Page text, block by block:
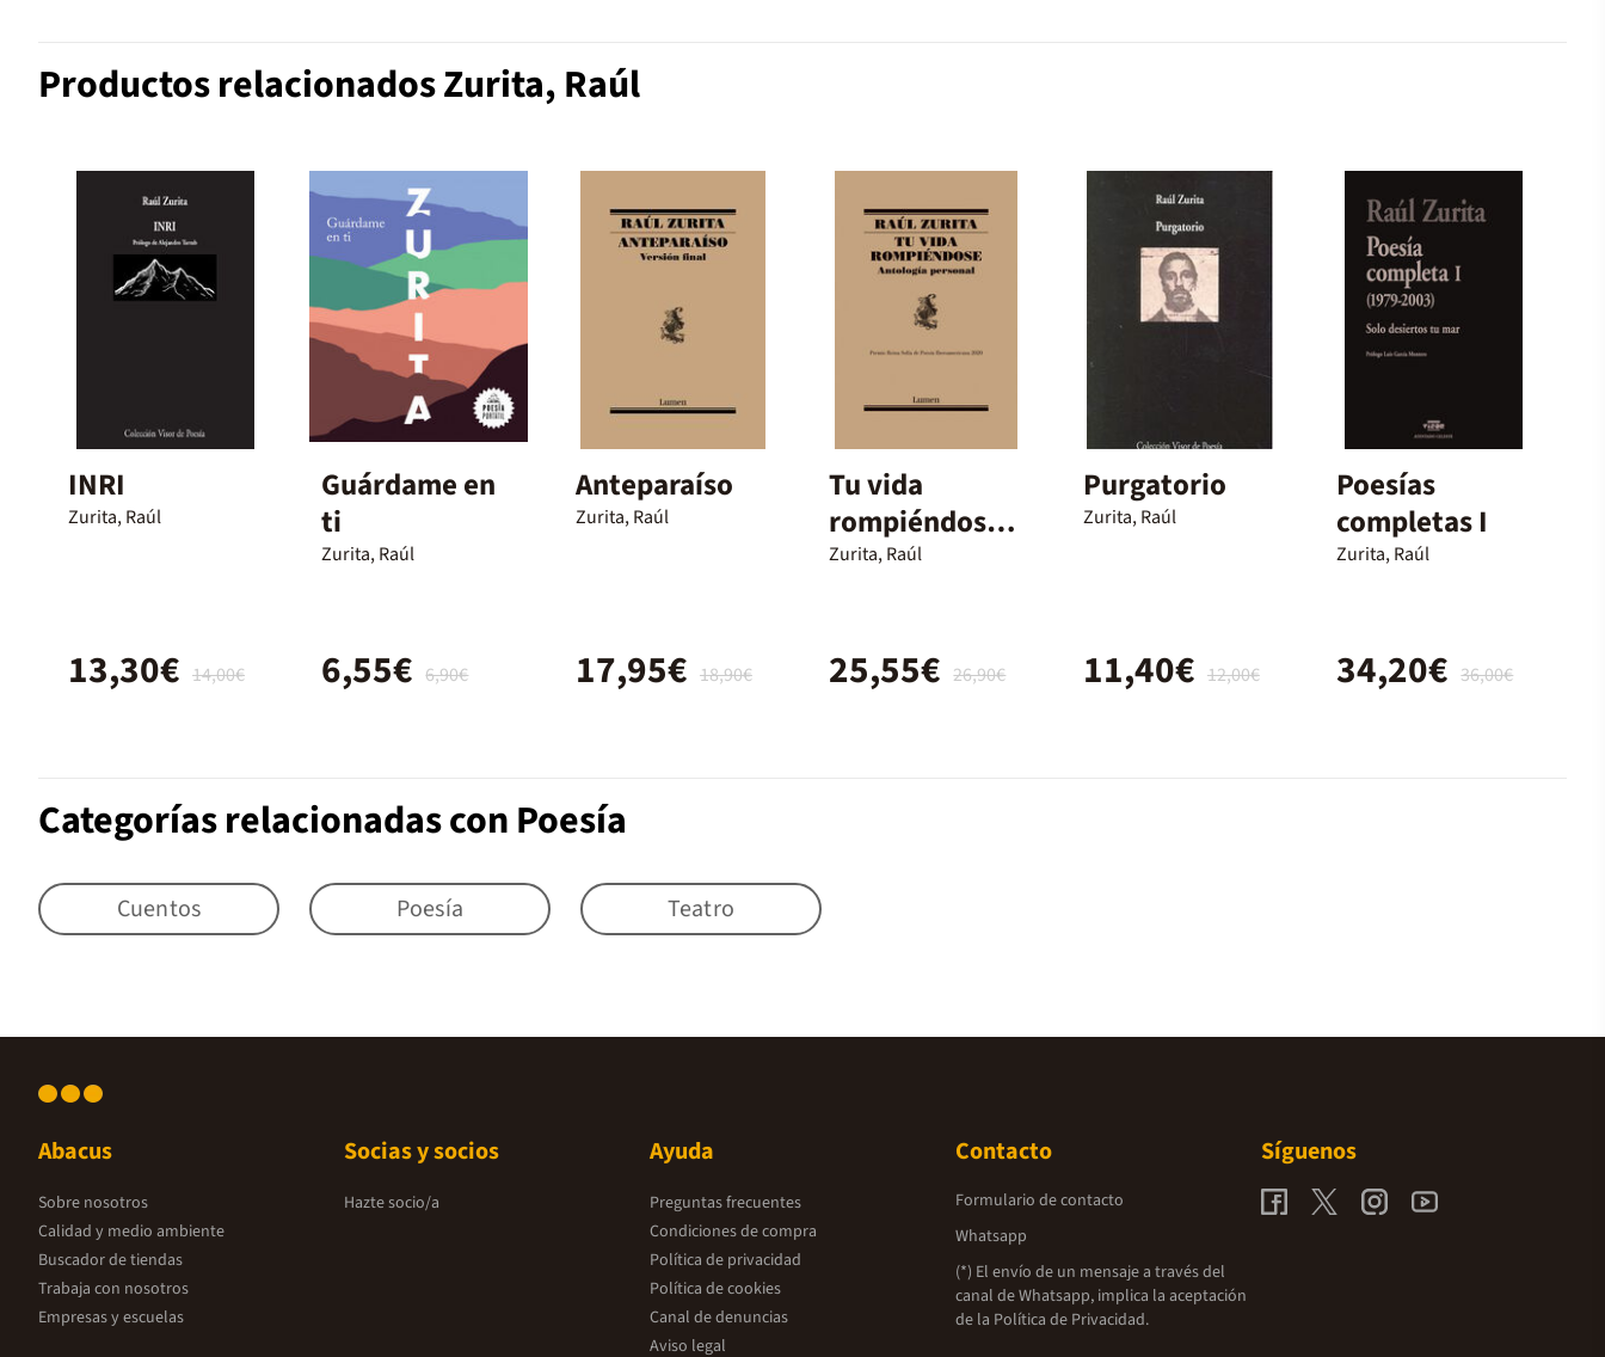
Productos relacionados Zurita, Raúl
INRI
Zurita, Raúl
14,00€
13,30€
Guárdame en
ti
Zurita, Raúl
6,90€
6,55€
Anteparaíso
Zurita, Raúl
18,90€
17,95€
Tu vida
rompiéndose
(Mapa de las
Zurita, Raúl
26,90€
25,55€
Purgatorio
Zurita, Raúl
12,00€
11,40€
Poesías
completas I
Zurita, Raúl
36,00€
34,20€
Categorías relacionadas con Poesía
Cuentos Poesía Teatro
Abacus
Sobre nosotros
Calidad y medio ambiente
Buscador de tiendas
Trabaja con nosotros
Empresas y escuelas
Socias y socios
Hazte socio/a
Ayuda
Preguntas frecuentes
Condiciones de compra
Política de privacidad
Política de cookies
Canal de denuncias
Aviso legal
Contacto
Formulario de contacto
Whatsapp
(*) El envío de un mensaje a través del
canal de Whatsapp, implica la aceptación
de la Política de Privacidad.
Síguenos